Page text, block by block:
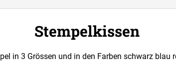
Stempelkissen
in 3 Grössen und in den Farben schwarz blau